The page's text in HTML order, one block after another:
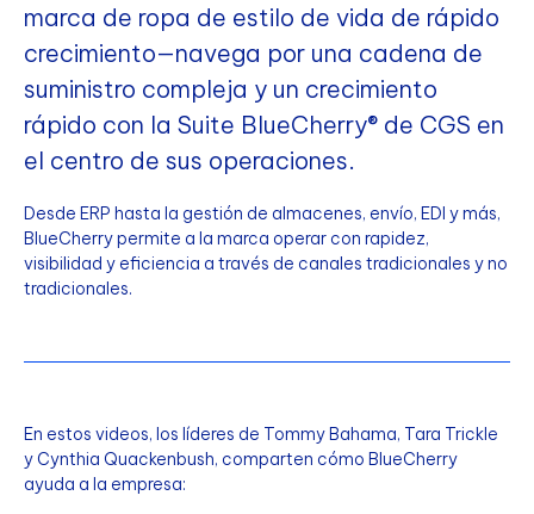
marca de ropa de estilo de vida de rápido
crecimiento—navega por una cadena de
suministro compleja y un crecimiento
rápido con la Suite BlueCherry® de CGS en
el centro de sus operaciones.
Desde ERP hasta la gestión de almacenes, envío, EDI y más,
BlueCherry permite a la marca operar con rapidez,
visibilidad y eficiencia a través de canales tradicionales y no
tradicionales.
En estos videos, los líderes de Tommy Bahama, Tara Trickle
y Cynthia Quackenbush, comparten cómo BlueCherry
ayuda a la empresa: